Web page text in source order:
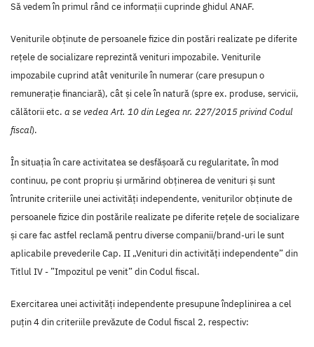
Să vedem în primul rând ce informații cuprinde ghidul ANAF.
Veniturile obținute de persoanele fizice din postări realizate pe diferite
rețele de socializare reprezintă venituri impozabile. Veniturile
impozabile cuprind atât veniturile în numerar (care presupun o
remunerație financiară), cât și cele în natură (spre ex. produse, servicii,
călătorii etc. a se vedea Art. 10 din Legea nr. 227/2015 privind Codul
fiscal).
În situația în care activitatea se desfășoară cu regularitate, în mod
continuu, pe cont propriu și urmărind obținerea de venituri și sunt
întrunite criteriile unei activități independente, veniturilor obținute de
persoanele fizice din postările realizate pe diferite rețele de socializare
și care fac astfel reclamă pentru diverse companii/brand-uri le sunt
aplicabile prevederile Cap. II „Venituri din activități independente” din
Titlul IV - ”Impozitul pe venit” din Codul fiscal.
Exercitarea unei activități independente presupune îndeplinirea a cel
puțin 4 din criteriile prevăzute de Codul fiscal 2, respectiv: